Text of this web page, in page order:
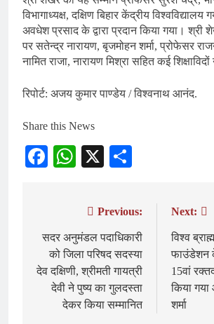
विभागाध्यक्ष, दक्षिण बिहार केंद्रीय विश्वविद्यालय
अवधेश प्रसाद के द्वारा प्रदान किया गया। श्री
पर सतेन्द्र नारायण, बृजमोहन शर्मा, प्रोफेसर
नामित राजा, नारायण मिश्रा सहित कई
रिपोर्ट: अजय कुमार पाण्डेय / विश्वनाथ आनंद.
Share this News
Facebook
WhatsApp
X
navigation
Previous:
सदर अनुमंडल पदाधिकारी
को जिला परिषद सदस्या
देव दक्षिणी, श्रीमती गायत्री
देवी ने पुष्य का गुलदस्ता
देकर किया सम्मानित
Next:
विश्व
फाउंडेशन
15वां
किया
शर्मा